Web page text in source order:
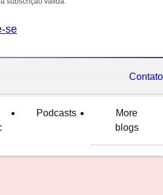
se
Contato
Podcasts
More
blogs